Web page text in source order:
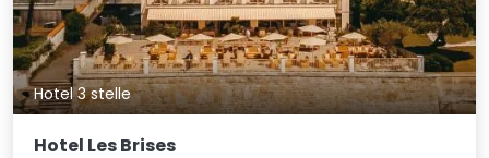
Hotel 3 stelle
Hotel Les Brises